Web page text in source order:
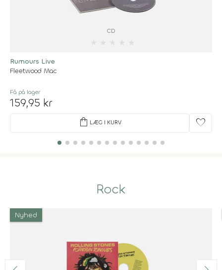
CD
Rumours Live
Fleetwood Mac
Få på lager
159,95 kr
shopping_bag LÆG I KURV favorite
Rock
Nyhed